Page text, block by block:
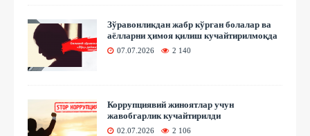
Зўравонликдан жабр кўрган болалар ва
аёлларни ҳимоя қилиш кучайтирилмоқда
07.07.2026 2 140
Коррупциявий жиноятлар учун
жавобгарлик кучайтирилди
02.07.2026 2 106